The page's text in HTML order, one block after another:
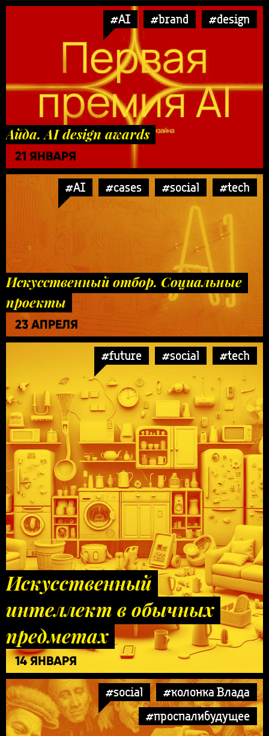
#AI #brand #design
Айда. AI design awards
21 ЯНВАРЯ
#AI #cases #social #tech
Искусственный отбор. Социальные
проекты
23 АПРЕЛЯ
#future #social #tech
Искусственный
интеллект в обычных
предметах
14 ЯНВАРЯ
#social
#колонка Влада
#проспалибудущее